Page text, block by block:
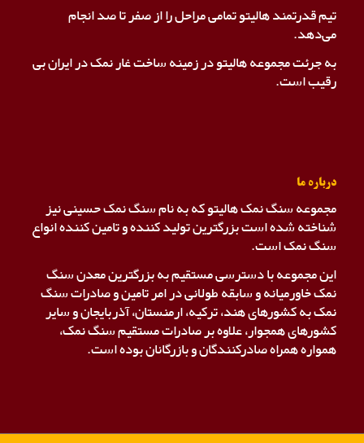
تیم قدرتمند هالیتو تمامی مراحل را از صفر تا صد انجام
می‌دهد.
به جرئت مجموعه هالیتو در زمینه ساخت غار نمک در ایران بی
رقیب است.
درباره ما
مجموعه سنگ نمک هالیتو که به نام سنگ نمک حسینی نیز
شناخته شده است بزرگترین تولید کننده و تامین کننده انواع
سنگ نمک است.
این مجموعه با دسترسی مستقیم به بزرگترین معدن سنگ
نمک خاورمیانه و سابقه طولانی در امر تامین و صادرات سنگ
نمک به کشورهای هند، ترکیه، ارمنستان، آذربایجان و سایر
کشورهای همجوار، علاوه بر صادرات مستقیم سنگ نمک،
همواره همراه صادرکنندگان و بازرگانان بوده است.